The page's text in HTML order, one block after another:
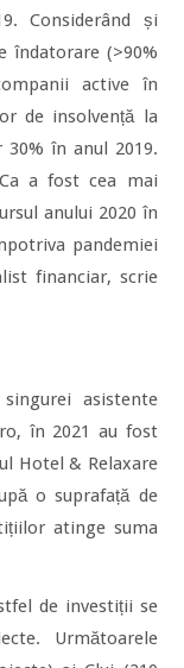
Considerând și
îndatorare (>90%
active în
de insolvență la
în anul 2019.
a fost cea mai
anului 2020 în
pandemiei
financiar, scrie
asistente
în 2021 au fost
Hotel & Relaxare
o suprafață de
atinge suma
de investiții se
Următoarele